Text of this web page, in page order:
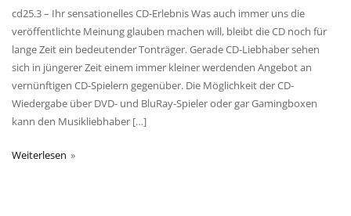
cd25.3 – Ihr sensationelles CD-Erlebnis Was auch immer uns die
veröffentlichte Meinung glauben machen will, bleibt die CD noch für
lange Zeit ein bedeutender Tonträger. Gerade CD-Liebhaber sehen
sich in jüngerer Zeit einem immer kleiner werdenden Angebot an
vernünftigen CD-Spielern gegenüber. Die Möglichkeit der CD-
Wiedergabe über DVD- und BluRay-Spieler oder gar Gamingboxen
kann den Musikliebhaber […]
Weiterlesen